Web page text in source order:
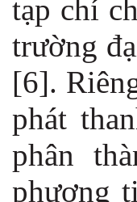
tạp chí
trường
[6].
phát
phân
phương